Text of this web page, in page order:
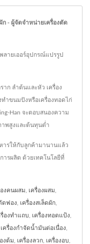
- ผู้จัดจำหน่ายเครื่องตัด
ลายเออร์อุปกรณ์แปรรูป
าก ลำต้นและหัว เครื่อง
ทำขนมปังหรือเครื่องทอดไก่
Han จะตอบสนองความ
พสูงและต้นทุนต่ำ
ารให้กับลูกค้ามานานแล้ว
ารผลิต ด้วยเทคโนโลยีที่
องคนผสม เครื่องผสม
ดฟอง เครื่องสเล็ดผัก
รื่องทำแถบ เครื่องทอดแป้ง
เครื่องกำจัดน้ำมันต่อเนื่อง
งต้ม เครื่องลวก เครื่องอบ